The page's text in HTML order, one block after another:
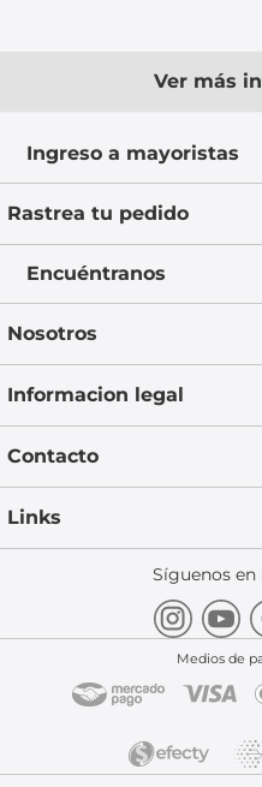
Ver más
Ingreso a mayoristas
Rastrea tu pedido
Encuéntranos
Nosotros
Informacion legal
Contacto
Links
Síguenos en
Medios de